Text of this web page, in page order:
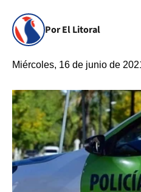
Por El Litoral
Miércoles, 16 de junio de